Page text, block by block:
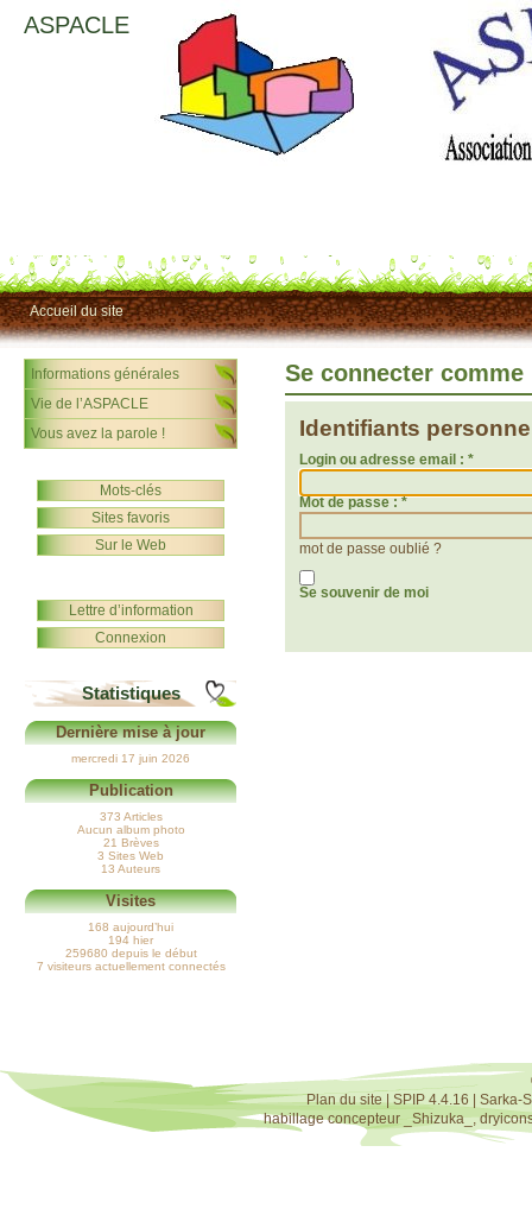
ASPACLE
Accueil du site
Se connecter
Identifiants
Login ou adresse email : *
Mot de passe :*
mot de passe oublié ?
Se souvenir de moi
Informations générales
Vie de l’ASPACLE
Vous avez la parole !
Mots-clés
Sites favoris
Sur le Web
Lettre d’information
Connexion
Statistiques
Dernière mise à jour
mercredi 17 juin 2026
Publication
373 Articles
Aucun album photo
21 Brèves
3 Sites Web
13 Auteurs
Visites
168 aujourd’hui
194 hier
259680 depuis le début
7 visiteurs actuellement connectés
Plan du site|SPIP 4.4.16
Sarka-
habillage concepteur
_Shizuka_,